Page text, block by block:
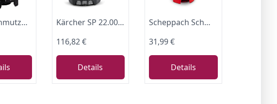
Einhell Schmutzwasserpumpe GC-DP 3325 (330 W, 9.500 L/h Förderleistung, max. 6 m Förderhöhe, Ø 25 mm Fremdkörper, thermischer Überlastschutz, inkl. Universalanschluss)
Kärcher SP 22.000 Dirt Level Sensor Schmutzwasser-Tauchpumpe, Fördermenge: 22.000 l/h, Eintauchtiefe: max. 7 m, Schmutzwasserpartikelgröße: max. 30 mm, Restwasserhöhe: 35 mm, Druck: 0,8 bar
116,82 €
Details
Scheppach Schmutzwassertauchpumpe DWP400 400 W, 9000 L/h, Förderhöhe max 6m
31,99 €
Details